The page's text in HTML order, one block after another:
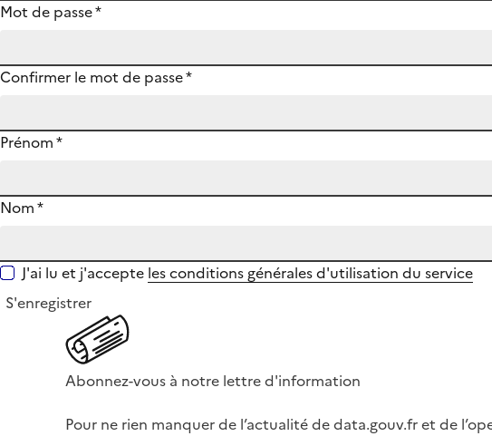
Mot de passe*
Confirmer le mot de passe*
Prénom*
Nom*
J'ai lu et j'accepte les conditions générales d'utilisation du service
S'enregistrer
Abonnez-vous à notre lettre d'information
Pour ne rien manquer de l’actualité de data.gouv.fr et de